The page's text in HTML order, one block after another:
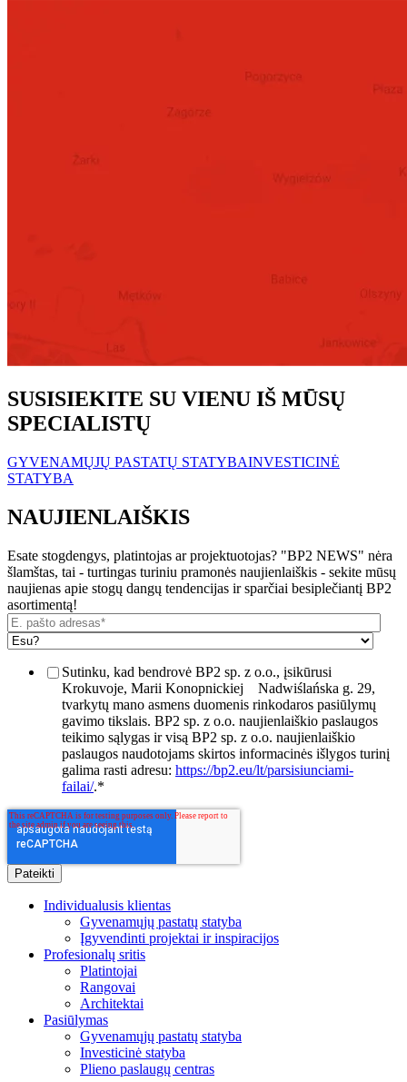
SUSISIEKITE SU VIENU IŠ MŪSŲ
SPECIALISTŲ
GYVENAMŲJŲ PASTATŲ STATYBAINVESTICINĖ
STATYBA
NAUJIENLAIŠKIS
Esate stogdengys, platintojas ar projektuotojas? "BP2 NEWS" nėra
šlamštas, tai - turtingas turiniu pramonės naujienlaiškis - sekite mūsų
naujienas apie stogų dangų tendencijas ir sparčiai besiplečiantį BP2
asortimentą!
Sutinku, kad bendrovė BP2 sp. z o.o., įsikūrusi
Krokuvoje, Marii Konopnickiej
Nadwiślańska g. 29,
tvarkytų mano asmens duomenis rinkodaros pasiūlymų
gavimo tikslais. BP2 sp. z o.o. naujienlaiškio paslaugos
teikimo sąlygas ir visą BP2 sp. z o.o. naujienlaiškio
paslaugos naudotojams skirtos informacinės išlygos turinį
galima rasti adresu: https://bp2.eu/lt/parsisiunciami-
failai/.*
Individualusis klientas
Gyvenamųjų pastatų statyba
Įgyvendinti projektai ir inspiracijos
Profesionalų sritis
Platintojai
Rangovai
Architektai
Pasiūlymas
Gyvenamųjų pastatų statyba
Investicinė statyba
Plieno paslaugų centras